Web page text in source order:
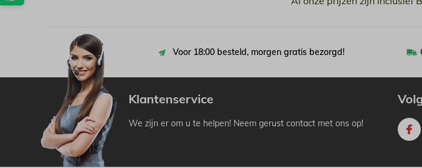
Voor 18:00 besteld, morgen gratis bezorgd!
Klantenservice
We zijn er om u te helpen! Neem gerust contact met ons op!